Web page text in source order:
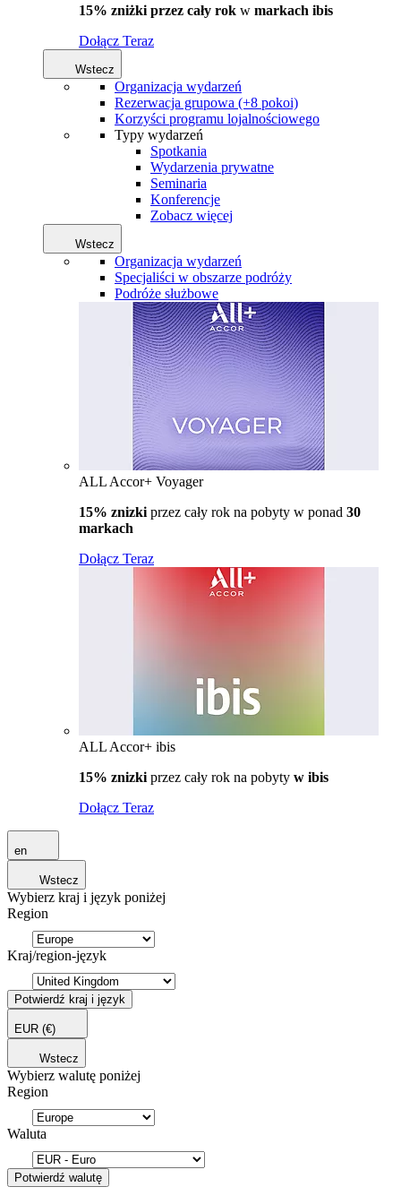
15% zniżki przez cały rok w markach ibis
Dołącz Teraz
Wstecz
Organizacja wydarzeń
Rezerwacja grupowa (+8 pokoi)
Korzyści programu lojalnościowego
Typy wydarzeń
Spotkania
Wydarzenia prywatne
Seminaria
Konferencje
Zobacz więcej
Wstecz
Organizacja wydarzeń
Specjaliści w obszarze podróży
Podróże służbowe
ALL Accor+ Voyager
15% znizki przez cały rok na pobyty w ponad 30
markach
Dołącz Teraz
ALL Accor+ ibis
15% znizki przez cały rok na pobyty w ibis
Dołącz Teraz
en
Wstecz
Wybierz kraj i język poniżej
Region
Kraj/region-język
Potwierdź kraj i język
EUR (€)
Wstecz
Wybierz walutę poniżej
Region
Waluta
Potwierdź walutę